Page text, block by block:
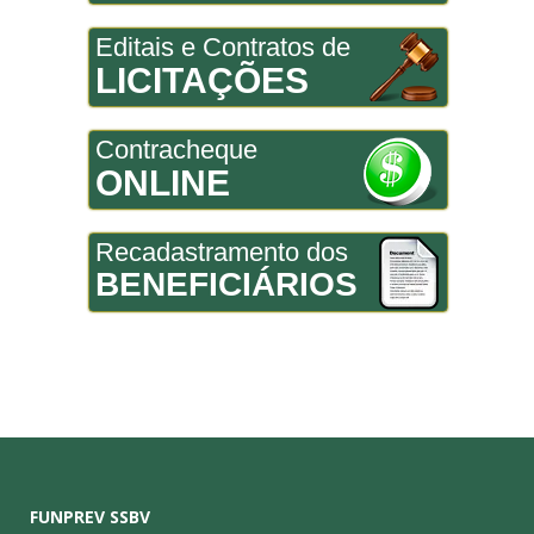
Editais e Contratos de
LICITAÇÕES
Contracheque
ONLINE
Recadastramento dos
BENEFICIÁRIOS
FUNPREV SSBV